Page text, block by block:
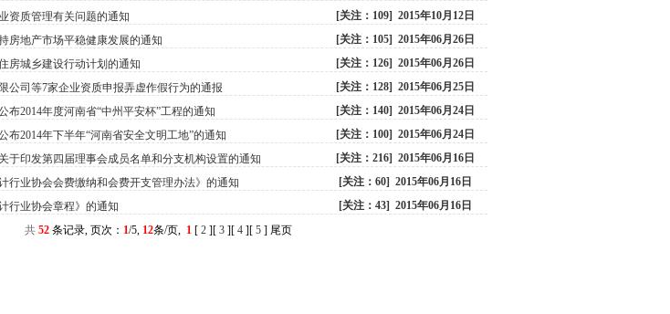
[关注：109] 2015年10月12日
资质管理有关问题的通知
[关注：105] 2015年06月26日
房地产市场平稳健康发展的通知
[关注：126] 2015年06月26日
房城乡建设行动计划的通知
[关注：128] 2015年06月25日
公司等7家企业资质申报弄虚作假行为的通报
[关注：140] 2015年06月24日
布2014年度河南省“中州平安杯”工程的通知
[关注：100] 2015年06月24日
布2014年下半年“河南省安全文明工地”的通知
[关注：216] 2015年06月16日
于印发第四届理事会成员名单和分支机构设置的通知
[关注：60] 2015年06月16日
行业协会会费缴纳和会费开支管理办法》的通知
[关注：43] 2015年06月16日
行业协会章程》的通知
共 52 条记录, 页次： 1/5, 12条/页, 1 [ 2][ 3][ 4][ 5] 尾页